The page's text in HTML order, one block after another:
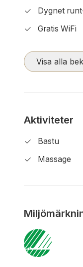
Dygnet
Gratis WiFi
Visa alla
Aktiviteter
Bastu
Massage